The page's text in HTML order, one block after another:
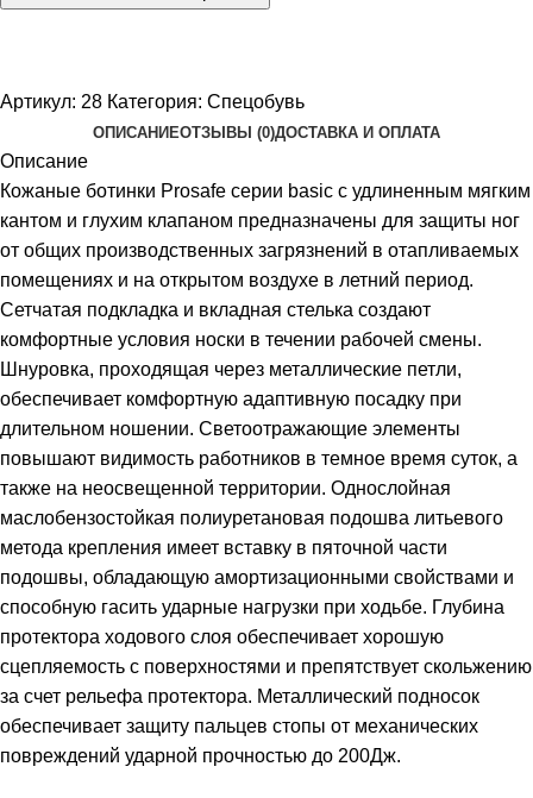
Артикул: 28 Категория: Спецобувь
ОПИСАНИЕОТЗЫВЫ (0)ДОСТАВКА И ОПЛАТА
Описание
Кожаные ботинки Prosafe серии basic c удлиненным мягким
кантом и глухим клапаном предназначены для защиты ног
от общих производственных загрязнений в отапливаемых
помещениях и на открытом воздухе в летний период.
Сетчатая подкладка и вкладная стелька создают
комфортные условия носки в течении рабочей смены.
Шнуровка, проходящая через металлические петли,
обеспечивает комфортную адаптивную посадку при
длительном ношении. Светоотражающие элементы
повышают видимость работников в темное время суток, а
также на неосвещенной территории. Однослойная
маслобензостойкая полиуретановая подошва литьевого
метода крепления имеет вставку в пяточной части
подошвы, обладающую амортизационными свойствами и
способную гасить ударные нагрузки при ходьбе. Глубина
протектора ходового слоя обеспечивает хорошую
сцепляемость с поверхностями и препятствует скольжению
за счет рельефа протектора. Металлический подносок
обеспечивает защиту пальцев стопы от механических
повреждений ударной прочностью до 200Дж.